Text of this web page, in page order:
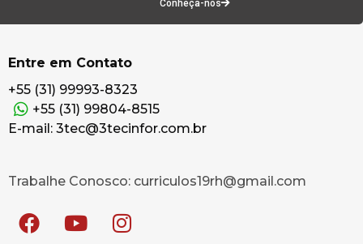
Conheça-nos
Entre em Contato
+55 (31) 99993-8323
+55 (31) 99804-8515
E-mail: 3tec@3tecinfor.com.br
Trabalhe Conosco: curriculos19rh@gmail.com